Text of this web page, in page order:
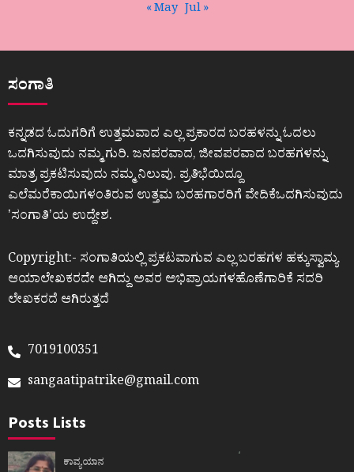
« May Jul »
ಸಂಗಾತಿ
ಕನ್ನಡದ ಓದುಗರಿಗೆ ಉತ್ತಮವಾದ ಎಲ್ಲ ಪ್ರಕಾರದ ಬರಹಳನ್ನು ಓದಲು
ಒದಗಿಸುವುದು ನಮ್ಮ ಗುರಿ. ಜನಪರವಾದ, ಜೀವಪರವಾದ ಬರಹಗಳನ್ನು
ಮಾತ್ರ ಪ್ರಕಟಿಸುವುದು ನಮ್ಮ ನಿಲುವು. ಪ್ರತಿಭೆಯಿದ್ದೂ
ಎಲೆಮರೆಕಾಯಿಗಳಂತಿರುವ ಉತ್ತಮ ಬರಹಗಾರರಿಗೆ ವೇದಿಕೆಒದಗಿಸುವುದು
ʼಸಂಗಾತಿʼಯ ಉದ್ದೇಶ.
Copyright:- ಸಂಗಾತಿಯಲ್ಲಿ ಪ್ರಕಟವಾಗುವ ಎಲ್ಲ ಬರಹಗಳ ಹಕ್ಕುಸ್ವಾಮ್ಯ
ಆಯಾಲೇಖಕರದೇ ಆಗಿದ್ದು ಅವರ ಅಭಿಪ್ರಾಯಗಳಹೊಣೆಗಾರಿಕೆ ಸದರಿ
ಲೇಖಕರದೆ ಆಗಿರುತ್ತದೆ
7019100351
sangaatipatrike@gmail.com
Posts Lists
ಕಾವ್ಯಯಾನ